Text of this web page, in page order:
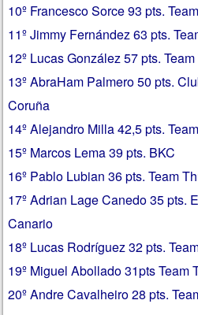
10º Francesco Sorce 93 pts.
11º Jimmy Fernández 63 pts.
12º Lucas González 57 pts.
13º AbraHam Palmero 50 pts.
Coruña
14º Alejandro Milla 42,5 pts.
15º Marcos Lema 39 pts. BKC
16º Pablo Lubian 36 pts. Team
17º Adrian Lage Canedo 35 pts.
Canario
18º Lucas Rodríguez 32 pts.
19º Miguel Abollado 31pts Team
20º Andre Cavalheiro 28 pts.